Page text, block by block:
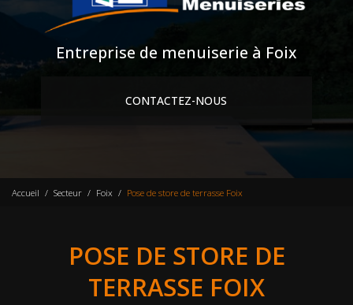
Entreprise de menuiserie à Foix
CONTACTEZ-NOUS
Accueil Secteur Foix Pose de store de terrasse Foix
POSE DE STORE DE
TERRASSE FOIX